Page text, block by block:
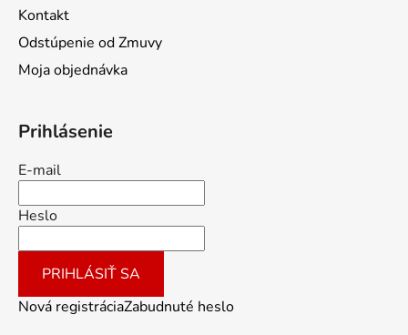
Kontakt
Odstúpenie od Zmuvy
Moja objednávka
Prihlásenie
E-mail
Heslo
PRIHLÁSIŤ SA
Nová registráciaZabudnuté heslo